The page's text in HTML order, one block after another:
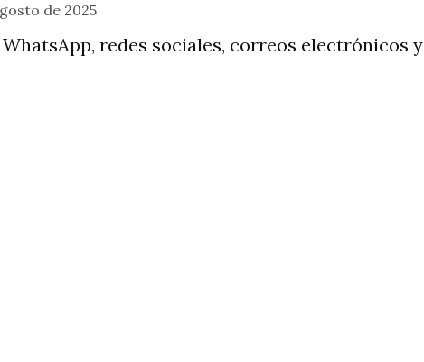
de 2025
redes sociales, correos electrónicos y